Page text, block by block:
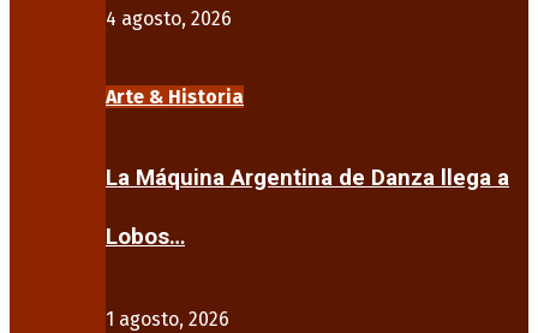
4 agosto, 2026
Arte & Historia
La Máquina Argentina de Danza llega a
Lobos…
1 agosto, 2026